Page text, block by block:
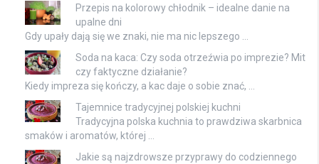
Przepis na kolorowy chłodnik – idealne danie na
upalne dni
Gdy upały dają się we znaki, nie ma nic lepszego …
Soda na kaca: Czy soda otrzeźwia po imprezie? Mit
czy faktyczne działanie?
Kiedy impreza się kończy, a kac daje o sobie znać, …
Tajemnice tradycyjnej polskiej kuchni
Tradycyjna polska kuchnia to prawdziwa skarbnica
smaków i aromatów, której …
Jakie są najzdrowsze przyprawy do codziennego